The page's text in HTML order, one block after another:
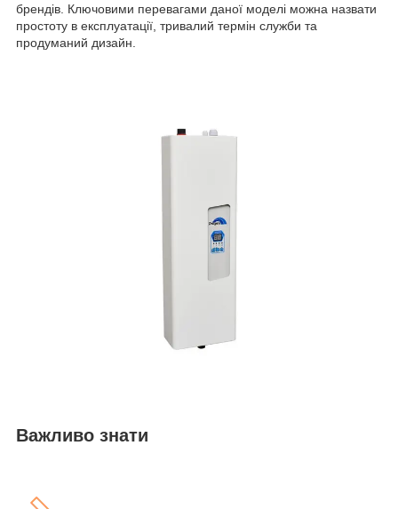
брендів. Ключовими перевагами даної моделі можна назвати
простоту в експлуатації, тривалий термін служби та
продуманий дизайн.
Важливо знати